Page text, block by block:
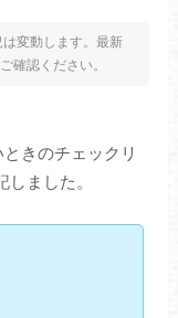
変動します。最新
確認ください。
ときのチェックリ
ました。